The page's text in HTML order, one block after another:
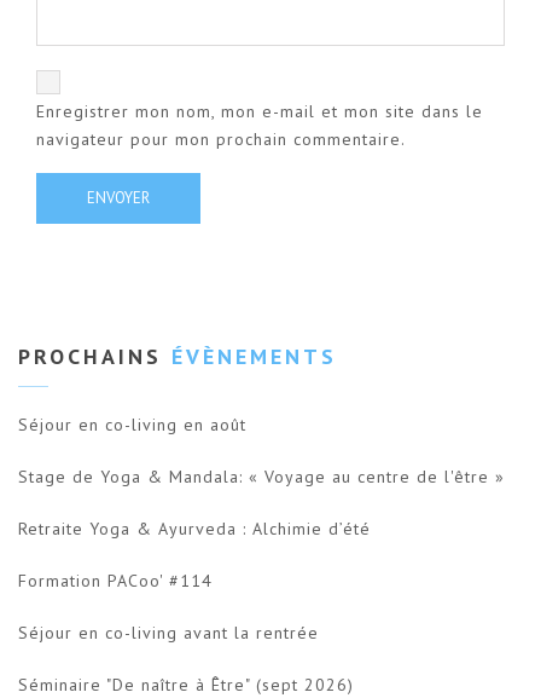
Enregistrer mon nom, mon e-mail et mon site dans le
navigateur pour mon prochain commentaire.
PROCHAINS ÉVÈNEMENTS
Séjour en co-living en août
Stage de Yoga & Mandala: « Voyage au centre de l'être »
Retraite Yoga & Ayurveda : Alchimie d’été
Formation PACoo' #114
Séjour en co-living avant la rentrée
Séminaire "De naître à Être" (sept 2026)